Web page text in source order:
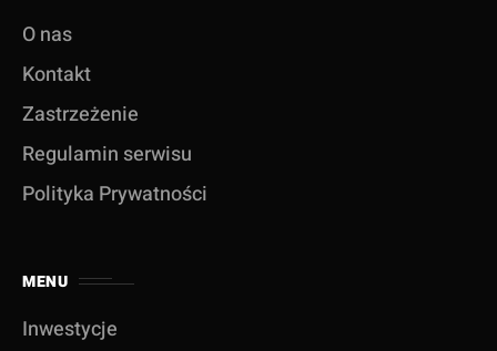
O nas
Kontakt
Zastrzeżenie
Regulamin serwisu
Polityka Prywatności
MENU
Inwestycje